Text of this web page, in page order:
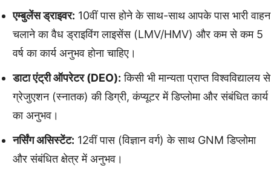
एम्बुलेंस ड्राइवर: 10वीं पास होने के साथ-साथ आपके पास भारी वाहन
चलाने का वैध ड्राइविंग लाइसेंस (LMV/HMV) और कम से कम 5
वर्ष का कार्य अनुभव होना चाहिए।
डाटा एंट्री ऑपरेटर (DEO): किसी भी मान्यता प्राप्त विश्वविद्यालय से
ग्रेजुएशन (स्नातक) की डिग्री, कंप्यूटर में डिप्लोमा और संबंधित कार्य
का अनुभव।
नर्सिंग असिस्टेंट: 12वीं पास (विज्ञान वर्ग) के साथ GNM डिप्लोमा
और संबंधित क्षेत्र में अनुभव।